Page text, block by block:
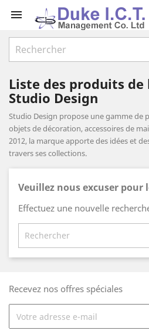

Liste des produits de
Studio Design
Studio Design propose une gamme de
objets de décoration, accessoires de
2012, la marque apporte des idées et
travers ses collections.
Veuillez nous excuser pour
Effectuez une nouvelle
Recevez nos offres spéciales